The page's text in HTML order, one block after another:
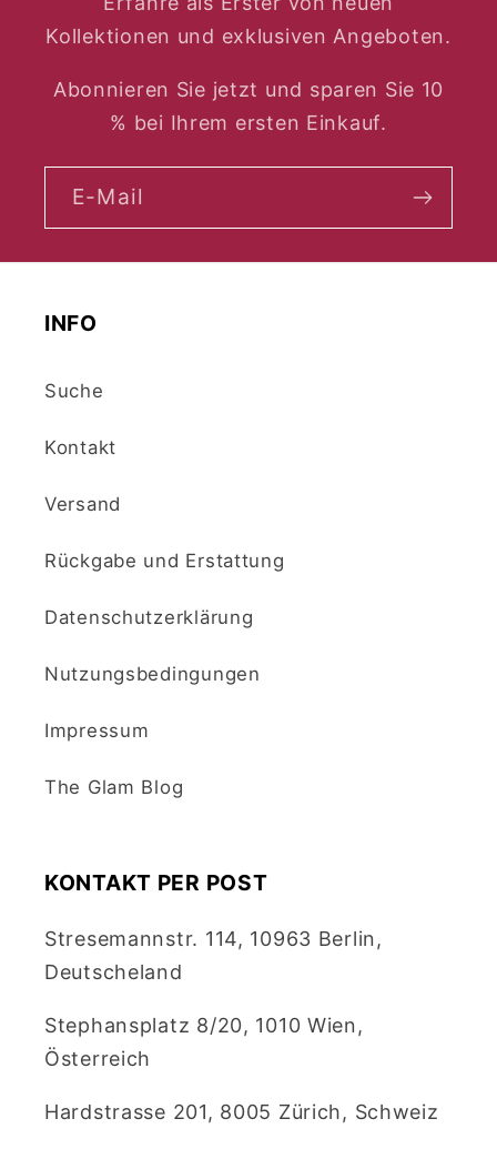
Kollektionen und exklusiven Angeboten.
Abonnieren Sie jetzt und sparen Sie 10
% bei Ihrem ersten Einkauf.
E-Mail
INFO
Suche
Kontakt
Versand
Rückgabe und Erstattung
Datenschutzerklärung
Nutzungsbedingungen
Impressum
The Glam Blog
KONTAKT PER POST
Stresemannstr. 114, 10963 Berlin,
Deutscheland
Stephansplatz 8/20, 1010 Wien,
Österreich
Hardstrasse 201, 8005 Zürich, Schweiz